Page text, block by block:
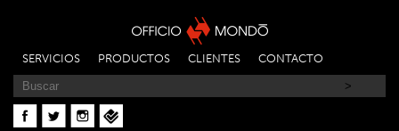
SERVICIOS PRODUCTOS CLIENTES CONTACTO